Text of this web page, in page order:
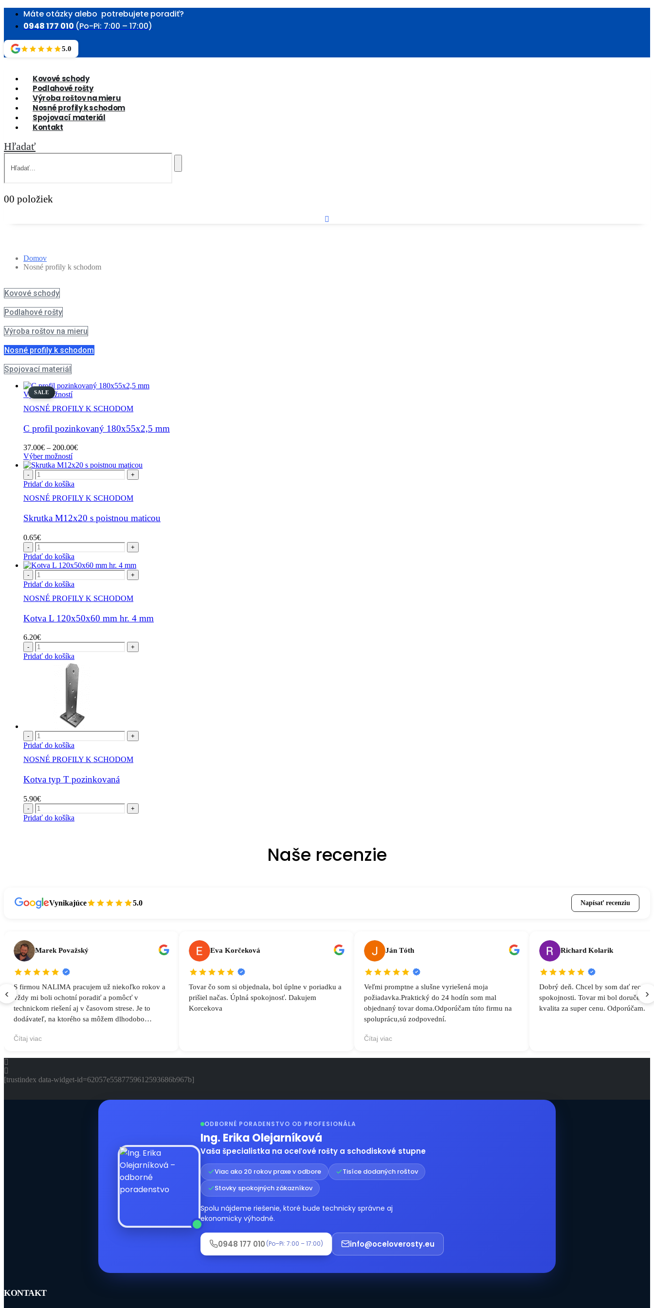
Máte otázky alebo potrebujete poradiť?
0948 177 010 (Po-Pi: 7:00 – 17:00)
5.0
Kovové schody
Podlahové rošty
Výroba roštov na mieru
Nosné profily k schodom
Spojovací materiál
Kontakt
Hľadať
00 položiek
Domov
Nosné profily k schodom
Kovové schody
Podlahové rošty
Výroba roštov na mieru
Nosné profily k schodom
Spojovací materiál
SALE
Výber možnostíTento
má
variantov.
si
môžete
vybrať
na
stránke
produktu.
NOSNÉ PROFILY K SCHODOM
C profil pozinkovaný 180x55x2,5 mm
37.00€ – 200.00€Price
37.00€
through
Výber možnostíTento
produkt
má
viacero
Možnosti
môžete
stránke
- +
Pridať do košíka
NOSNÉ PROFILY K SCHODOM
Skrutka M12x20 s poistnou maticou
0.65€
- +
Pridať do košíka
- +
Pridať do košíka
NOSNÉ PROFILY K SCHODOM
Kotva L 120x50x60 mm hr. 4 mm
6.20€
- +
Pridať do košíka
- +
Pridať do košíka
NOSNÉ PROFILY K SCHODOM
Kotva typ T pozinkovaná
5.90€
- +
Pridať do košíka
Naše recenzie
Vynikajúce 5.0 Napísať recenziu
‹
Marek Považský
S firmou NALIMA pracujem už niekoľko rokov a
vždy mi boli ochotní poradiť a pomôcť v
technickom riešení aj v časovom strese. Je to
dodávateľ, na ktorého sa môžem dlhodobo
Čítaj viac
Eva Korčeková
Tovar čo som si objednala, bol úplne v poriadku a
prišiel načas. Úplná spokojnosť. Dakujem
Korcekova
Ján Tóth
Veľmi promptne a slušne vyriešená moja
požiadavka.Praktický do 24 hodín som mal
objednaný tovar doma.Odporúčam túto firmu na
spoluprácu,sú zodpovední.
Čítaj viac
Richard Kolarik
Dobrý deň. Chcel by som dať
spokojnosti. Tovar mi bol doručený
kvalita za super cenu. Odporúčam.
›
[trustindex data-widget-id=62057e5587759612593686b967b]
ODBORNÉ PORADENSTVO OD PROFESIONÁLA
Ing. Erika Olejarníková
Vaša špecialistka na oceľové rošty a schodiskové stupne
Viac ako 20 rokov praxe v odbore
Tisíce dodaných roštov
Stovky spokojných zákazníkov
Spolu nájdeme riešenie, ktoré bude technicky správne aj
ekonomicky výhodné.
0948 177 010 (Po–Pi: 7:00 – 17:00) info@oceloverosty.eu
KONTAKT